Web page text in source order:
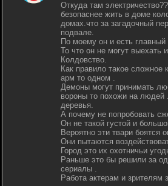
Откуда там
безопаснее жить в доме
домах.что за загадочный
подвале.
По моему он и есть
То что он не могут выехать
Колдовство.
Как правило такое сложное
арм то одном .
Демоны могут принимать
вороны то похожи на людей
деревья.
А почему не попробовать
Он не такой густой и
Вероятно эти твари боятся
Они пытаются
Город это их охотничьи
Раньше это бы решили за
сериалы .
Работа актерам и зрителям